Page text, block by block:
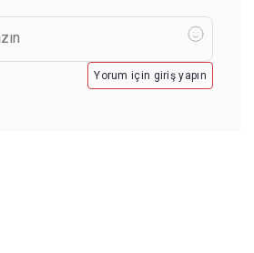
Yorum için giriş yapın